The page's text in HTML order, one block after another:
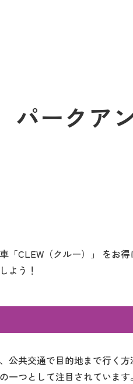
ークア
CLEW（クルー）」 をお
よう！
共交通で目的地まで行く方
つとして注目されています。